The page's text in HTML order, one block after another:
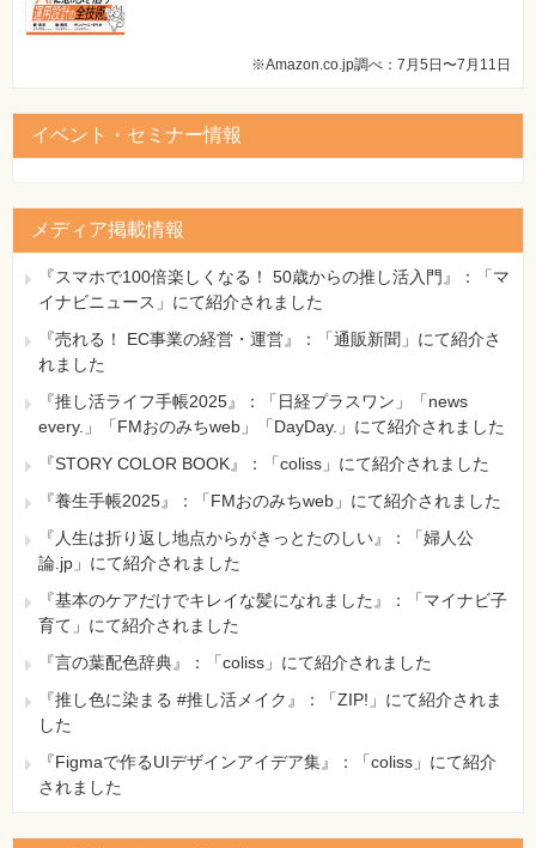
※Amazon.co.jp調べ：7月5日〜7月11日
イベント・セミナー情報
メディア掲載情報
『スマホで100倍楽しくなる！ 50歳からの推し活入門』：「マ
イナビニュース」にて紹介されました
『売れる！ EC事業の経営・運営』：「通販新聞」にて紹介さ
れました
『推し活ライフ手帳2025』：「日経プラスワン」「news
every.」「FMおのみちweb」「DayDay.」にて紹介されました
『STORY COLOR BOOK』：「coliss」にて紹介されました
『養生手帳2025』：「FMおのみちweb」にて紹介されました
『人生は折り返し地点からがきっとたのしい』：「婦人公
論.jp」にて紹介されました
『基本のケアだけでキレイな髪になれました』：「マイナビ子
育て」にて紹介されました
『言の葉配色辞典』：「coliss」にて紹介されました
『推し色に染まる #推し活メイク』：「ZIP!」にて紹介されま
した
『Figmaで作るUIデザインアイデア集』：「coliss」にて紹介
されました